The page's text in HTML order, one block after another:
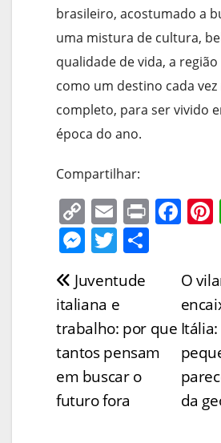
brasileiro, acostumado a
uma mistura de cultura,
qualidade de vida, a
como um destino cada vez
completo, para ser vivido
época do ano.
Compartilhar:
C
o
p
y
Li
n
k
E
m
ai
l
Pr F
e
b
o
o
k
M
ss
e
n
g
er
T
w
itt
er e
Navegação
de
Post
O
da
Juventude
italiana e
trabalho: por que
tantos pensam
em buscar o
futuro fora